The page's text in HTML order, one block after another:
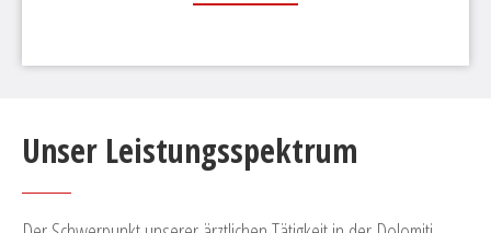
Unser Leistungsspektrum